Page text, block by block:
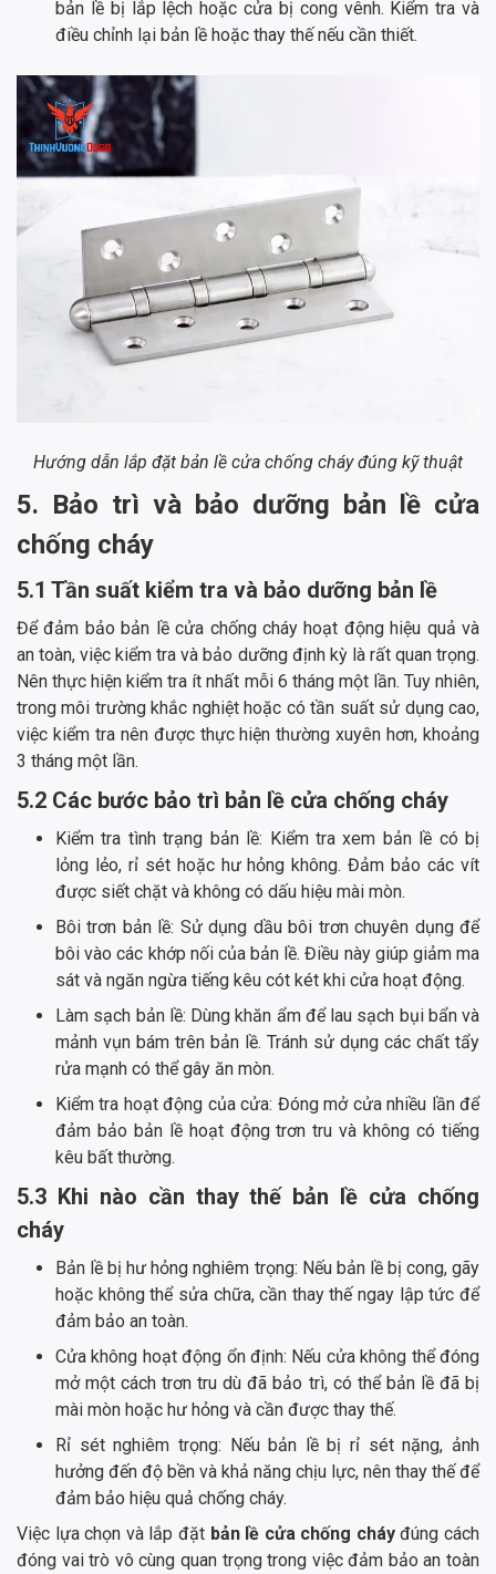
bản lề bị lắp lệch hoặc cửa bị cong vênh. Kiểm tra và
điều chỉnh lại bản lề hoặc thay thế nếu cần thiết.
Hướng dẫn lắp đặt bản lề cửa chống cháy đúng kỹ thuật
5. Bảo trì và bảo dưỡng bản lề cửa
chống cháy
5.1 Tần suất kiểm tra và bảo dưỡng bản lề
Để đảm bảo bản lề cửa chống cháy hoạt động hiệu quả và
an toàn, việc kiểm tra và bảo dưỡng định kỳ là rất quan trọng.
Nên thực hiện kiểm tra ít nhất mỗi 6 tháng một lần. Tuy nhiên,
trong môi trường khắc nghiệt hoặc có tần suất sử dụng cao,
việc kiểm tra nên được thực hiện thường xuyên hơn, khoảng
3 tháng một lần.
5.2 Các bước bảo trì bản lề cửa chống cháy
Kiểm tra tình trạng bản lề: Kiểm tra xem bản lề có bị
lỏng lẻo, rỉ sét hoặc hư hỏng không. Đảm bảo các vít
được siết chặt và không có dấu hiệu mài mòn.
Bôi trơn bản lề: Sử dụng dầu bôi trơn chuyên dụng để
bôi vào các khớp nối của bản lề. Điều này giúp giảm ma
sát và ngăn ngừa tiếng kêu cót két khi cửa hoạt động.
Làm sạch bản lề: Dùng khăn ẩm để lau sạch bụi bẩn và
mảnh vụn bám trên bản lề. Tránh sử dụng các chất tẩy
rửa mạnh có thể gây ăn mòn.
Kiểm tra hoạt động của cửa: Đóng mở cửa nhiều lần để
đảm bảo bản lề hoạt động trơn tru và không có tiếng
kêu bất thường.
5.3 Khi nào cần thay thế bản lề cửa chống
cháy
Bản lề bị hư hỏng nghiêm trọng: Nếu bản lề bị cong, gãy
hoặc không thể sửa chữa, cần thay thế ngay lập tức để
đảm bảo an toàn.
Cửa không hoạt động ổn định: Nếu cửa không thể đóng
mở một cách trơn tru dù đã bảo trì, có thể bản lề đã bị
mài mòn hoặc hư hỏng và cần được thay thế.
Rỉ sét nghiêm trọng: Nếu bản lề bị rỉ sét nặng, ảnh
hưởng đến độ bền và khả năng chịu lực, nên thay thế để
đảm bảo hiệu quả chống cháy.
Việc lựa chọn và lắp đặt bản lề cửa chống cháyđúng cách
đóng vai trò vô cùng quan trọng trong việc đảm bảo an toàn